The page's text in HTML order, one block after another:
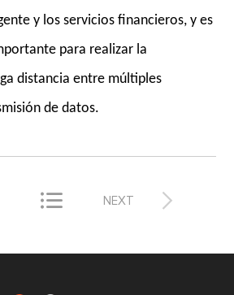
y los servicios financieros, y es
para realizar la
distancia entre múltiples
de datos.
 
NEXT